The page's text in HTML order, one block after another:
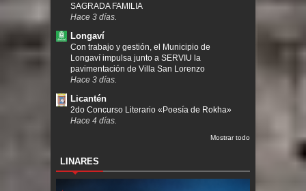
SAGRADA FAMILIA
Hace 3 días.
Longaví
Con trabajo y gestión, el Municipio de
Longaví impulsa junto a SERVIU la
pavimentación de Villa San Lorenzo
Hace 3 días.
Licantén
2do Concurso Literario «Poesía de Rokha»
Hace 4 días.
Mostrar todo
LINARES